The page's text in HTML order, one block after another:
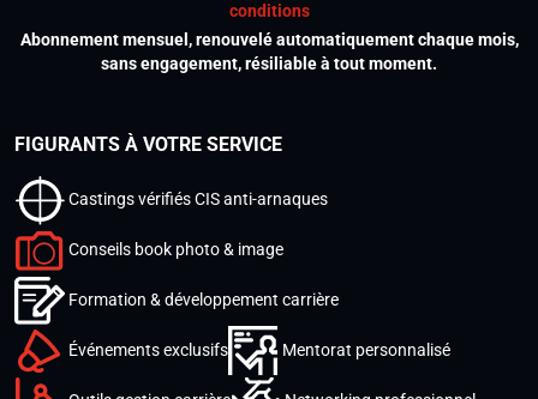
conditions
Abonnement mensuel, renouvelé automatiquement chaque mois,
sans engagement, résiliable à tout moment.
FIGURANTS À VOTRE SERVICE
Castings vérifiés CIS anti-arnaques
Conseils book photo & image
Formation & développement carrière
Événements exclusifs Mentorat personnalisé